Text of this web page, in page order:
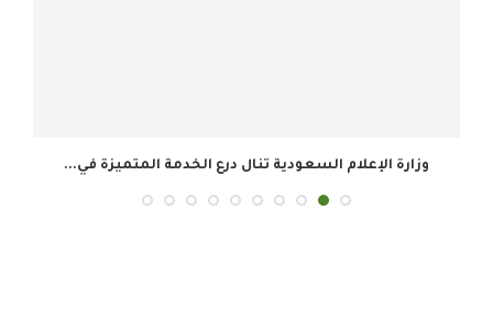
وزارة الإعلام السعودية تنال درع الخدمة المتميزة في...